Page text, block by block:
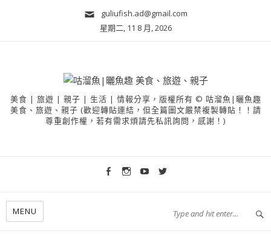
guliufish.ad@gmail.com
星期二, 11 8 月, 2026
美食 | 旅遊 | 親子 | 生活 | 情報分享，版權所有 © 咕溜魚|曬魚趣
美食、旅遊、親子 (歡迎轉貼連結，但全篇圖文嚴禁複製轉貼！！請
尊重創作權，若有需求煩請先私訊詢問，感謝！)
MENU